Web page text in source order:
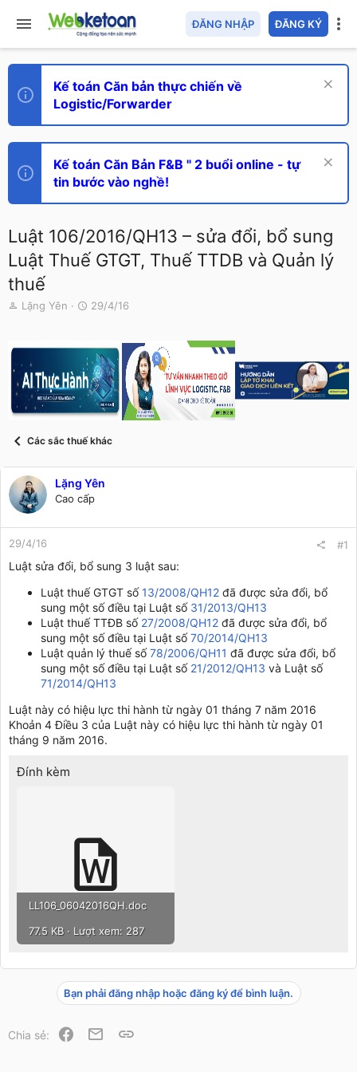
ĐĂNG NHẬP ĐĂNG KÝ
Kế toán Căn bản thực chiến về
Logistic/Forwarder
Kế toán Căn Bản F&B " 2 buổi online - tự
tin bước vào nghề!
Luật 106/2016/QH13 – sửa đổi, bổ sung
Luật Thuế GTGT, Thuế TTDB và Quản lý
thuế
T
e
a
d
s
a
r
Lặng Yên
N
y
g
ử
i
29/4/16
Các sắc thuế khác
Lặng Yên
Cao cấp
29/4/16 #1
Luật sửa đổi, bổ sung 3 luật sau:
Luật thuế GTGT số13/2008/QH12 đã được sửa đổi, bổ
sung một số điều tại Luật số 31/2013/QH13
Luật thuế TTĐB số 27/2008/QH12 đã được sửa đổi, bổ
sung một số điều tại Luật số70/2014/QH13
Luật quản lý thuế số78/2006/QH11 đã được sửa đổi, bổ
sung một số điều tại Luật số 21/2012/QH13 và Luật số
71/2014/QH13
Luật này có hiệu lực thi hành từ ngày 01 tháng 7 năm 2016
Khoản 4 Điều 3 của Luật này có hiệu lực thi hành từ ngày 01
tháng 9 năm 2016.
Đính kèm
LL106_06042016QH.doc
77.5 KB · Lượt xem: 287
Bạn phải đăng nhập hoặc đăng ký để bình luận.
Chia sẻ: Facebook
Email